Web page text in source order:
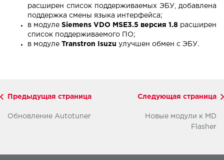
расширен список поддерживаемых ЭБУ, добавлена
поддержка смены языка интерфейса;
в модуле Siemens VDO MSE3.5 версия 1.8 расширен
список поддерживаемого ПО;
в модуле Transtron Isuzu улучшен обмен с ЭБУ.
Предыдущая страница
Обновление Autotuner
Следующая страница
Новые модули к MD
Flasher